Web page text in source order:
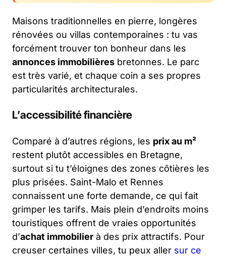
Maisons traditionnelles en pierre, longères
rénovées ou villas contemporaines : tu vas
forcément trouver ton bonheur dans les
annonces immobilières bretonnes. Le parc
est très varié, et chaque coin a ses propres
particularités architecturales.
L’accessibilité financière
Comparé à d’autres régions, les prix au m²
restent plutôt accessibles en Bretagne,
surtout si tu t’éloignes des zones côtières les
plus prisées. Saint-Malo et Rennes
connaissent une forte demande, ce qui fait
grimper les tarifs. Mais plein d’endroits moins
touristiques offrent de vraies opportunités
d’achat immobilier à des prix attractifs. Pour
creuser certaines villes, tu peux aller sur ce